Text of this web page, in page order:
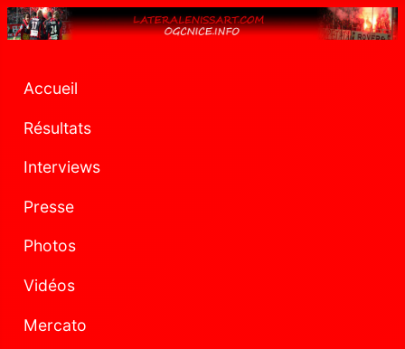
Accueil
Résultats
Interviews
Presse
Photos
Vidéos
Mercato